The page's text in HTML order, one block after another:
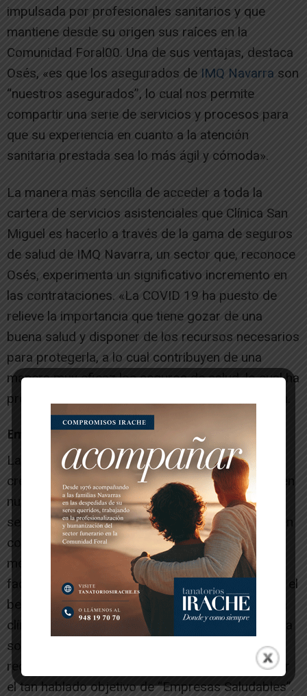
impulsada por profesionales sanitarios y que
mantiene desde su origen sus raíces en la
Comunidad Foral00. Una de sus ventajas, destaca
Osés, «es que los asegurados de IMQ Navarra son
“nuestros asegurados”, lo cual nos permite
compartir una serie de servicios y procesos para
que su experiencia en cuanto a la atención
sanitaria prestada sea lo más ágil y cómoda».
La manera más sencilla de acceder a toda la
cartera de servicios asistenciales que Clínica San
Miguel es hacerlo a través de la gama de seguros
de salud de IMQ Navarra, un sector que, reconoce
Osés, experimenta un significativo incremento en
las contrataciones. «La COVID 19 ha puesto de
relieve la importancia que tiene gozar de una
buena salud y disponer de los recursos necesarios
para protegerla, a lo cual contribuyen de una
manera muy eficaz los seguros de salud, lo cual ha
provocado un aumento del interés y contratación.
Empresas
Las empresas también son conscientes de la
creciente importancia que ha adquirido la salud en
nuestras vidas y han comenzado a incorporar el
seguro de salud como forma de retribución, «bien
como un beneficio a cargo de la empresa o
mediante Planes de Retribución Flexibles que
facilita la contratación a los trabajadores, ya que el
beneficio en mutuo», explica el responsable de la
clínica de Tudela. «Las empresas son reflejo de la
sociedad y su preocupación por la Salud y por la
reducción del absentismo les empujan a alcanzar
el tan hablado objetivo de “Empresas Saludables”.